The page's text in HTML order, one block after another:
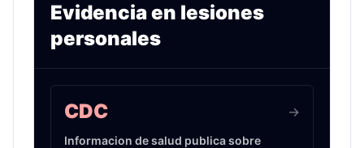
Evidencia en lesiones
personales
CDC
Informacion de salud publica sobre
->